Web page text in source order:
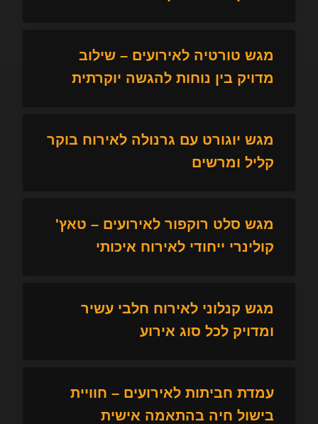
מגש טורטיה לאירועים – שילוב
מדויק בין נוחות להגשה יוקרתית
מגש יוגורט עם גרנולה לאירוח בוקר
קליל ומרשים
מגש סלט רוקפור לאירועים – טאץ'
קולינרי ייחודי לאירוח איכותי
מגש קנלוני לאירוח חלבי עשיר
ומדויק לכל סוג אירוע
עמדת חביתות לאירועים – חוויית
בישול חיה בהתאמה אישית